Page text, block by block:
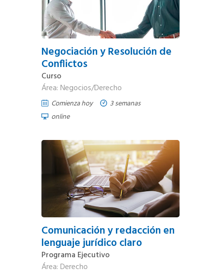
Negociación y Resolución de
Conflictos
Curso
Área: Negocios/Derecho
Comienza hoy
3 semanas
online
Comunicación y redacción en
lenguaje jurídico claro
Programa Ejecutivo
Área: Derecho